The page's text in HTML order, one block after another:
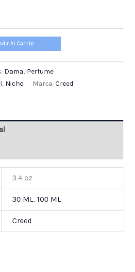
Al Carrito
Dama, Perfume
, Nicho Marca: Creed
3.4 oz
30 ML, 100 ML
Creed